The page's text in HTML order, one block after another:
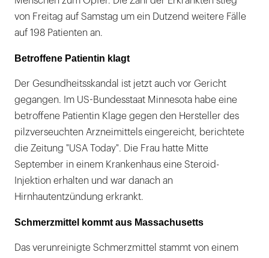
von Freitag auf Samstag um ein Dutzend weitere Fälle
auf 198 Patienten an.
Betroffene Patientin klagt
Der Gesundheitsskandal ist jetzt auch vor Gericht
gegangen. Im US-Bundesstaat Minnesota habe eine
betroffene Patientin Klage gegen den Hersteller des
pilzverseuchten Arzneimittels eingereicht, berichtete
die Zeitung "USA Today". Die Frau hatte Mitte
September in einem Krankenhaus eine Steroid-
Injektion erhalten und war danach an
Hirnhautentzündung erkrankt.
Schmerzmittel kommt aus Massachusetts
Das verunreinigte Schmerzmittel stammt von einem